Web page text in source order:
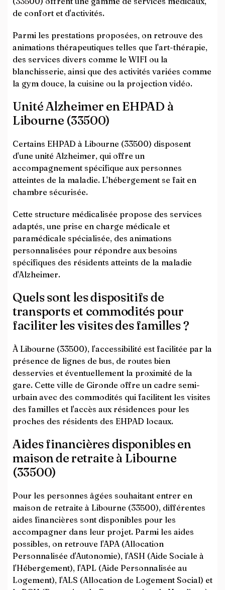
de confort et d'activités.
Parmi les prestations proposées, on retrouve des
animations thérapeutiques telles que l'art-thérapie,
des services divers comme le WIFI ou la
blanchisserie, ainsi que des activités variées comme
la gym douce, la cuisine ou la projection vidéo.
Unité Alzheimer en EHPAD à
Libourne (33500)
Certains EHPAD à Libourne (33500) disposent
d'une unité Alzheimer, qui offre un
accompagnement spécifique aux personnes
atteintes de la maladie. L'hébergement se fait en
chambre sécurisée.
Cette structure médicalisée propose des services
adaptés, une prise en charge médicale et
paramédicale spécialisée, des animations
personnalisées pour répondre aux besoins
spécifiques des résidents atteints de la maladie
d'Alzheimer.
Quels sont les dispositifs de
transports et commodités pour
faciliter les visites des familles ?
À Libourne (33500), l'accessibilité est facilitée par la
présence de lignes de bus, de routes bien
desservies et éventuellement la proximité de la
gare. Cette ville de Gironde offre un cadre semi-
urbain avec des commodités qui facilitent les visites
des familles et l'accès aux résidences pour les
proches des résidents des EHPAD locaux.
Aides financières disponibles en
maison de retraite à Libourne
(33500)
Pour les personnes âgées souhaitant entrer en
maison de retraite à Libourne (33500), différentes
aides financières sont disponibles pour les
accompagner dans leur projet. Parmi les aides
possibles, on retrouve l'APA (Allocation
Personnalisée d'Autonomie), l'ASH (Aide Sociale à
l'Hébergement), l'APL (Aide Personnalisée au
Logement), l'ALS (Allocation de Logement Social) et